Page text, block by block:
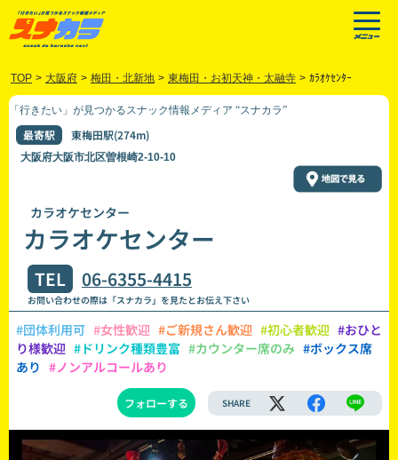
TOP > 大阪府 > 梅田・北新地 > 東梅田・お初天神・太融寺 > ｶﾗｵｹｾﾝﾀｰ
「行きたい」が見つかるスナック情報メディア “スナカラ”
最寄駅 東梅田駅(274m)
大阪府大阪市北区曽根崎2-10-10
カラオケセンター
カラオケセンター
TEL 06-6355-4415
お問い合わせの際は「スナカラ」を見たとお伝え下さい
#団体利用可 #女性歓迎 #ご新規さん歓迎 #初心者歓迎 #おひと
り様歓迎 #ドリンク種類豊富 #カウンター席のみ #ボックス席
あり #ノンアルコールあり
フォローする SHARE